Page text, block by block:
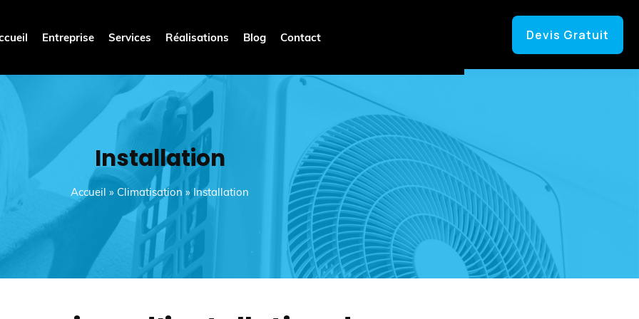
Entreprise Services Réalisations Blog Contact Devis Gratuit
Installation
Accueil » Climatisation » Installation